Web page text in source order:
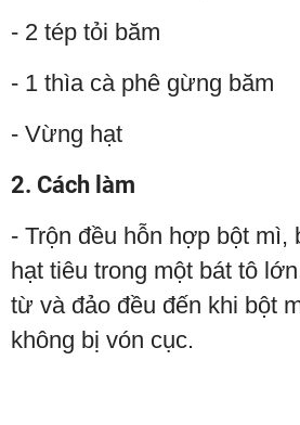
- 2 tép tỏi băm
- 1 thìa cà phê gừng băm
- Vừng hạt
2. Cách làm
- Trộn đều hỗn hợp bột mì,
hạt tiêu trong một bát tô
từ và đảo đều đến khi bột
không bị vón cục.